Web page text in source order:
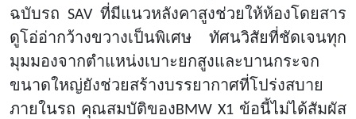
ฉบับรถ SAV ที่มีแนวหลังคาสูงช่วยให้ห้องโดยสาร
ดูโอ่อ่ากว้างขวางเป็นพิเศษ ทัศนวิสัยที่ชัดเจนทุก
มุมมองจากตำแหน่งเบาะยกสูงและบานกระจก
ขนาดใหญ่ยังช่วยสร้างบรรยากาศที่โปร่งสบาย
ภายในรถ คุณสมบัติของBMW X1 ข้อนี้ไม่ได้สัมผัส